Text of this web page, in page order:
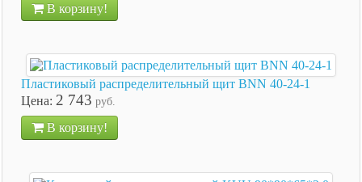
В корзину!
Пластиковый распределительный щит BNN 40-24-1
Цена: 2 743 руб.
В корзину!